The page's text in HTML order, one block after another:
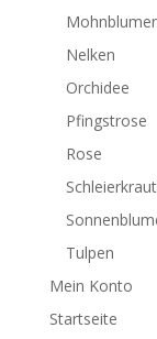
Nelken
Orchidee
Pfingstrose
Rose
Schleierkraut
Tulpen
Mein Konto
Startseite